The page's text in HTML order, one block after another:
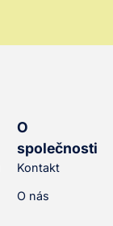
O
společnosti
Kontakt
O nás